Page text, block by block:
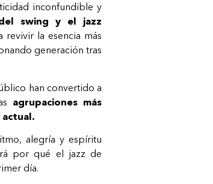
inconfundible y
swing y el jazz
revivir la esencia más
generación tras
han convertido a
agrupaciones más
alegría y espíritu
por qué el jazz de
día.